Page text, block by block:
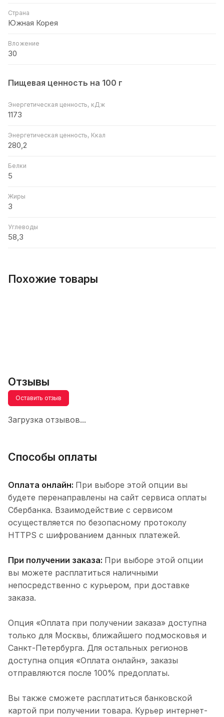
Страна
Южная Корея
Вложение
30
Пищевая ценность на 100 г
Энергетическая ценность, кДж
1173
Энергетическая ценность, Ккал
280,2
Белки
5
Жиры
3
Углеводы
58,3
Похожие товары
Отзывы
Оставить отзыв
Загрузка отзывов...
Способы оплаты
Оплата онлайн: При выборе этой опции вы
будете перенаправлены на сайт сервиса оплаты
Сбербанка. Взаимодействие с сервисом
осуществляется по безопасному протоколу
HTTPS с шифрованием данных платежей.
При получении заказа: При выборе этой опции
вы можете расплатиться наличными
непосредственно с курьером, при доставке
заказа.
Опция «Оплата при получении заказа» доступна
только для Москвы, ближайшего подмосковья и
Санкт-Петербурга. Для остальных регионов
доступна опция «Оплата онлайн», заказы
отправляются после 100% предоплаты.
Вы также сможете расплатиться банковской
картой при получении товара. Курьер интернет-